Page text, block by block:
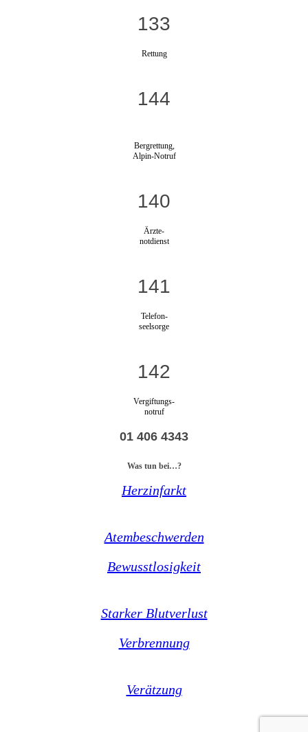
133
Rettung
144
Bergrettung,
Alpin-Notruf
140
Ärzte-
notdienst
141
Telefon-
seelsorge
142
Vergiftungs-
notruf
01 406 4343
Was tun bei…?
Herzinfarkt
Atembeschwerden
Bewusstlosigkeit
Starker Blutverlust
Verbrennung
Verätzung